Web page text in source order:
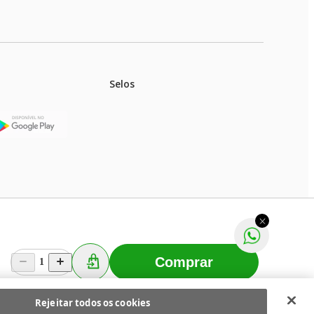
1 Comprar
Selos
na rede de lojas físicas.
prévio. Fast Shop S. A. CNPJ: 43.708.379/0001-
Fast Shop - Todos os direitos reservadosRF
Selecionar os Cookies
Rejeitar todos os cookies